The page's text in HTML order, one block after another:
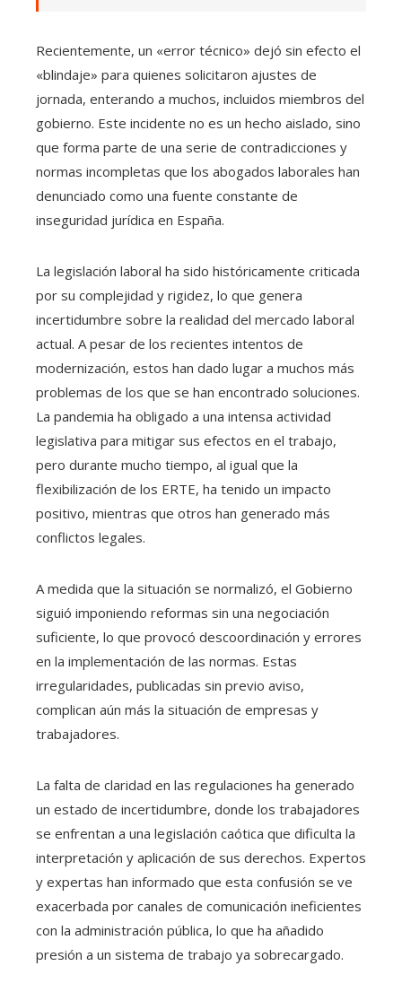
Recientemente, un «error técnico» dejó sin efecto el
«blindaje» para quienes solicitaron ajustes de
jornada, enterando a muchos, incluidos miembros del
gobierno. Este incidente no es un hecho aislado, sino
que forma parte de una serie de contradicciones y
normas incompletas que los abogados laborales han
denunciado como una fuente constante de
inseguridad jurídica en España.
La legislación laboral ha sido históricamente criticada
por su complejidad y rigidez, lo que genera
incertidumbre sobre la realidad del mercado laboral
actual. A pesar de los recientes intentos de
modernización, estos han dado lugar a muchos más
problemas de los que se han encontrado soluciones.
La pandemia ha obligado a una intensa actividad
legislativa para mitigar sus efectos en el trabajo,
pero durante mucho tiempo, al igual que la
flexibilización de los ERTE, ha tenido un impacto
positivo, mientras que otros han generado más
conflictos legales.
A medida que la situación se normalizó, el Gobierno
siguió imponiendo reformas sin una negociación
suficiente, lo que provocó descoordinación y errores
en la implementación de las normas. Estas
irregularidades, publicadas sin previo aviso,
complican aún más la situación de empresas y
trabajadores.
La falta de claridad en las regulaciones ha generado
un estado de incertidumbre, donde los trabajadores
se enfrentan a una legislación caótica que dificulta la
interpretación y aplicación de sus derechos. Expertos
y expertas han informado que esta confusión se ve
exacerbada por canales de comunicación ineficientes
con la administración pública, lo que ha añadido
presión a un sistema de trabajo ya sobrecargado.